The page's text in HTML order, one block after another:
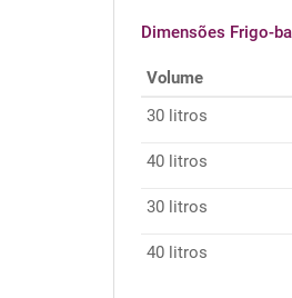
Dimensões Frigo-
Volume
30 litros
40 litros
30 litros
40 litros